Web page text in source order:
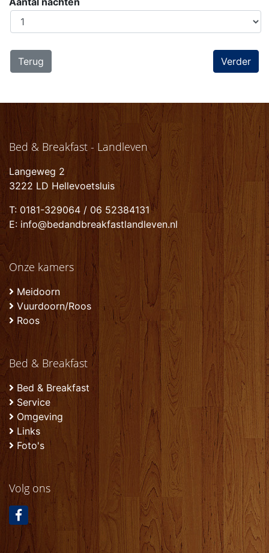
Terug
Bed & Breakfast - Landleven
Langeweg 2
3222 LD Hellevoetsluis
T: 0181-329064 / 06 52384131
E: info@bedandbreakfastlandleven.nl
Onze kamers
Meidoorn
Vuurdoorn/Roos
Roos
Bed & Breakfast
Bed & Breakfast
Service
Omgeving
Links
Foto's
Volg ons